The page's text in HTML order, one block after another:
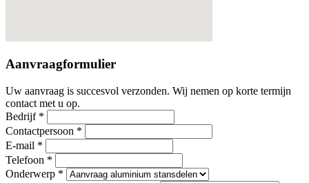
Aanvraagformulier
Uw aanvraag is succesvol verzonden. Wij nemen op korte termijn
contact met u op.
Bedrijf *
Contactpersoon *
E-mail *
Telefoon *
Onderwerp *